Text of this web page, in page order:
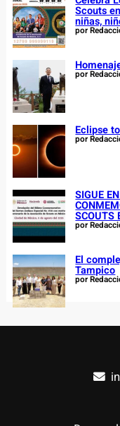
Scouts
niñas,
por
por
Eclipse
por
SIGUE
SCOUTS
por
El
Tampico
por